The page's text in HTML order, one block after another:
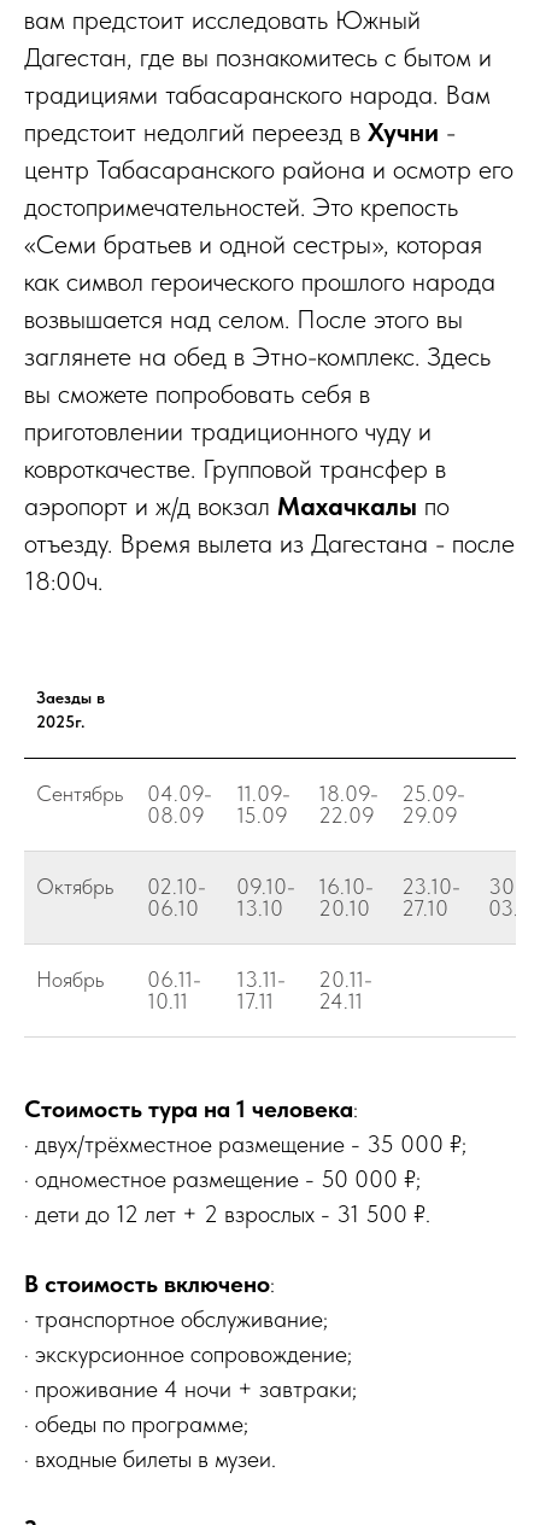
вам предстоит исследовать Южный
Дагестан, где вы познакомитесь с бытом и
традициями табасаранского народа. Вам
предстоит недолгий переезд в Хучни -
центр Табасаранского района и осмотр его
достопримечательностей. Это крепость
«Семи братьев и одной сестры», которая
как символ героического прошлого народа
возвышается над селом. После этого вы
заглянете на обед в Этно-комплекс. Здесь
вы сможете попробовать себя в
приготовлении традиционного чуду и
ковроткачестве. Групповой трансфер в
аэропорт и ж/д вокзал Махачкалы по
отъезду. Время вылета из Дагестана - после
18:00ч.
Заезды в
2025г.
Сентябрь
04.09-
08.09
11.09-
15.09
18.09-
22.09
25.09-
29.09
Октябрь
02.10-
06.10
09.10-
13.10
16.10-
20.10
23.10-
27.10
03.11
Ноябрь
06.11-
10.11
13.11-
17.11
20.11-
24.11
Стоимость тура на 1 человека:
· двух/трёхместное размещение - 35 000 ₽;
· одноместное размещение - 50 000 ₽;
· дети до 12 лет + 2 взрослых - 31 500 ₽.
В стоимость включено:
· транспортное обслуживание;
· экскурсионное сопровождение;
· проживание 4 ночи + завтраки;
· обеды по программе;
· входные билеты в музеи.